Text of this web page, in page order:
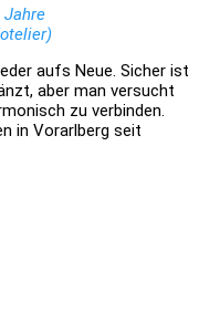
Jahre
aufs Neue. Sicher ist
aber man versucht
zu verbinden.
in Vorarlberg seit